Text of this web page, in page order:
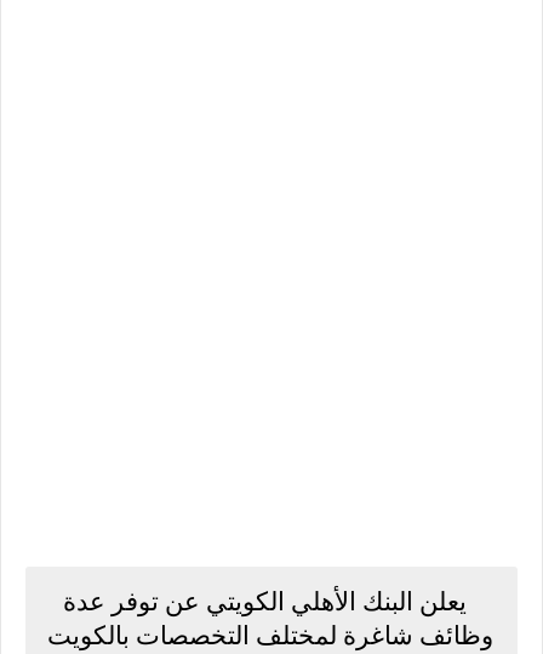
يعلن البنك الأهلي الكويتي عن توفر عدة
وظائف شاغرة لمختلف التخصصات بالكويت